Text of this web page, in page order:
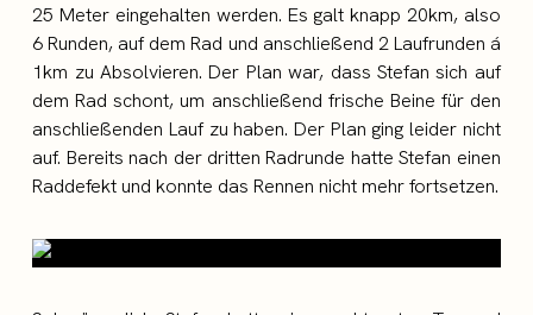
25 Meter eingehalten werden. Es galt knapp 20km, also
6 Runden, auf dem Rad und anschließend 2 Laufrunden á
1km zu Absolvieren. Der Plan war, dass Stefan sich auf
dem Rad schont, um anschließend frische Beine für den
anschließenden Lauf zu haben. Der Plan ging leider nicht
auf. Bereits nach der dritten Radrunde hatte Stefan einen
Raddefekt und konnte das Rennen nicht mehr fortsetzen.